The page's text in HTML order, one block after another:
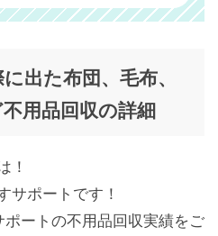
出た布団、毛布、
用品回収の詳細
！
サポートです！
ートの不用品回収実績をご